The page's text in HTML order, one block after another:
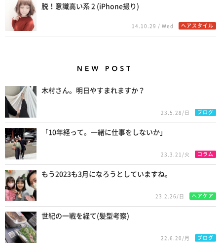
脱！意識高い系 2 (iPhone撮り)
14.10.29 / Wed ヘアスタイル
木村さん。明日やすまれますか？
23.5.28/日 ブログ
「10年経って。一緒に仕事をしないか」
23.3.21/火 コラム
もう2023も3月になろうとしていますね。
23.2.26/日 ヘアケア
世紀の一戦を経て(髪型考察)
22.6.20/月 ブログ